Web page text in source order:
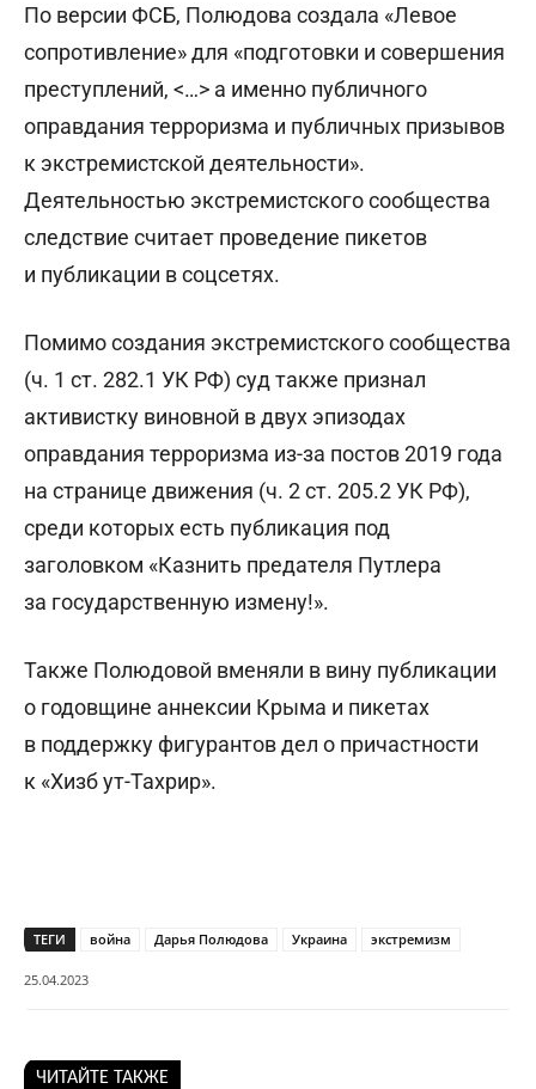
По версии ФСБ, Полюдова создала «Левое
сопротивление» для «подготовки и совершения
преступлений, <…> а именно публичного
оправдания терроризма и публичных призывов
к экстремистской деятельности».
Деятельностью экстремистского сообщества
следствие считает проведение пикетов
и публикации в соцсетях.
Помимо создания экстремистского сообщества
(ч. 1 ст. 282.1 УК РФ) суд также признал
активистку виновной в двух эпизодах
оправдания терроризма из-за постов 2019 года
на странице движения (ч. 2 ст. 205.2 УК РФ),
среди которых есть публикация под
заголовком «Казнить предателя Путлера
за государственную измену!».
Также Полюдовой вменяли в вину публикации
о годовщине аннексии Крыма и пикетах
в поддержку фигурантов дел о причастности
к «Хизб ут-Тахрир».
ТЕГИ война Дарья Полюдова Украина экстремизм
25.04.2023
ЧИТАЙТЕ ТАКЖЕ